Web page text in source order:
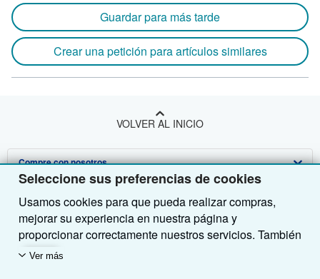
Seleccione sus preferencias de cookies
Usamos cookies para que pueda realizar compras,
mejorar su experiencia en nuestra página y
proporcionar correctamente nuestros servicios. También
utilizamos cookies para comprender el modo en que los
Ver más
Guardar para más tarde
Crear una petición para artículos similares
VOLVER AL INICIO
Compre con nosotros
Colecciones
Mi cuenta
Comenzar a vender
Únase a nuestro programa de afiliados
Sobre nosotros
Sobre IberLibro
Obtener Ayuda